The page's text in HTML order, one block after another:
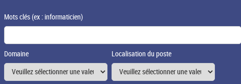
Mots clés(ex : informaticien)
Domaine Localisation du poste